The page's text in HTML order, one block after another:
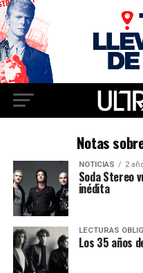
Notas
NOTICIAS 2
Soda Stereo
inédita
LECTURAS
Los 35 años